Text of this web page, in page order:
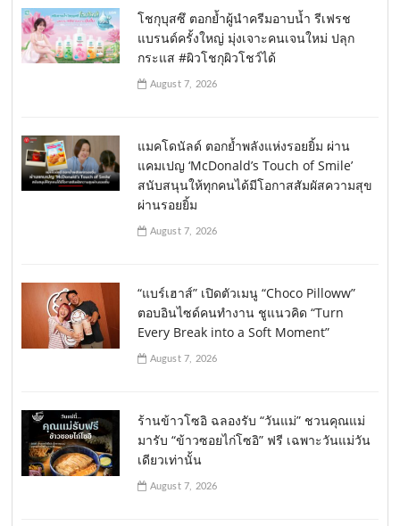
โชกุบุสซึ ตอกย้ำผู้นำครีมอาบน้ำ รีเฟรช
แบรนด์ครั้งใหญ่ มุ่งเจาะคนเจนใหม่ ปลุก
กระแส #ผิวโชกุผิวโชว์ได้
August 7, 2026
แมคโดนัลด์ ตอกย้ำพลังแห่งรอยยิ้ม ผ่าน
แคมเปญ ‘McDonald’s Touch of Smile’
สนับสนุนให้ทุกคนได้มีโอกาสสัมผัสความสุข
ผ่านรอยยิ้ม
August 7, 2026
“แบร์เฮาส์” เปิดตัวเมนู “Choco Pilloww”
ตอบอินไซด์คนทำงาน ชูแนวคิด “Turn
Every Break into a Soft Moment”
August 7, 2026
ร้านข้าวโซอิ ฉลองรับ “วันแม่” ชวนคุณแม่
มารับ “ข้าวซอยไก่โซอิ” ฟรี เฉพาะวันแม่วัน
เดียวเท่านั้น
August 7, 2026